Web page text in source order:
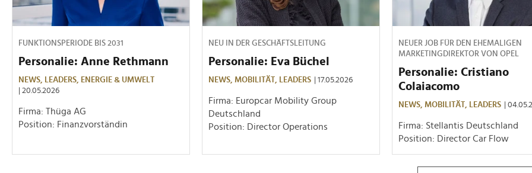
FUNKTIONSPERIODE BIS 2031
Personalie: Anne Rethmann
NEWS, LEADERS,
ENERGIE & UMWELT
| 20.05.2026
Firma: Thüga AG
Position: Finanzvorständin
NEU IN DER GESCHÄFTSLEITUNG
Personalie: Eva Büchel
NEWS, MOBILITÄT, LEADERS | 17.05.2026
Firma: Europcar Mobility Group
Deutschland
Position: Director Operations
NEUER JOB FÜR DEN EHEMALIGEN
MARKETINGDIREKTOR VON OPEL
Personalie: Cristiano
Colaiacomo
NEWS, MOBILITÄT, LEADERS |
Firma: Stellantis Deutschland
Position: Director Car Flow